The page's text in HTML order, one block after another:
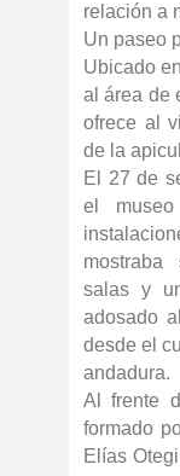
relación a
Un paseo
Ubicado
al área de
ofrece al
de la
El 27 de
el
mostraba
salas y
adosado
desde el
andadura.
Al frente
formado
Elías